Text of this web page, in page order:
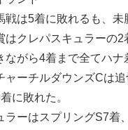
戦は5着に敗れるも、未
はクレパスキュラーの
ながら4着まで全てハナ
ャーチルダウンズCは
に敗れた。
ラーはスプリングS7着